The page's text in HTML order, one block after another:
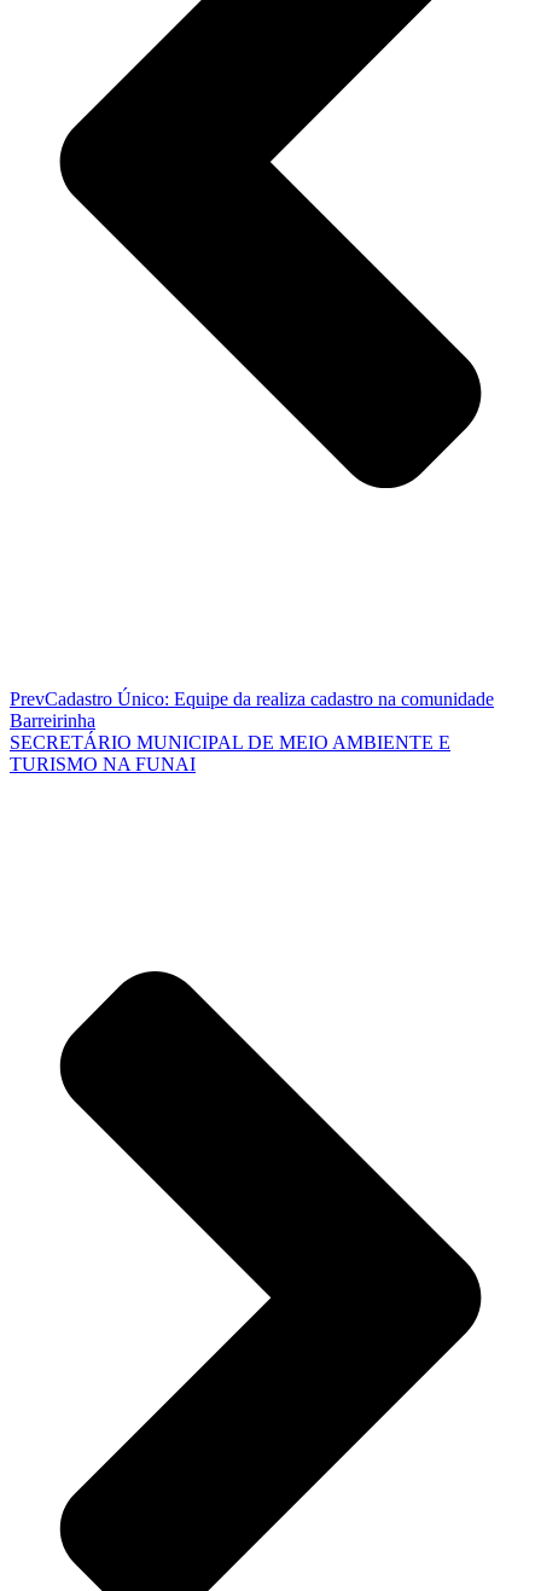
PrevCadastro Único: Equipe da realiza cadastro na comunidade
Barreirinha
SECRETÁRIO MUNICIPAL DE MEIO AMBIENTE E
TURISMO NA FUNAI